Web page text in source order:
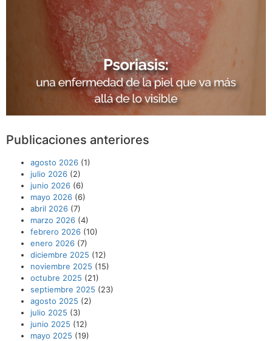
Publicaciones anteriores
agosto 2026 (1)
julio 2026 (2)
junio 2026 (6)
mayo 2026 (6)
abril 2026 (7)
marzo 2026 (4)
febrero 2026 (10)
enero 2026 (7)
diciembre 2025 (12)
noviembre 2025 (15)
octubre 2025 (21)
septiembre 2025 (23)
agosto 2025 (2)
julio 2025 (3)
junio 2025 (12)
mayo 2025 (19)